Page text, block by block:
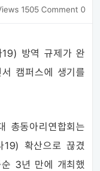
1505 Comment 0
19) 방역 규제가 완
캠퍼스에 생기를
총동아리연합회는
19) 확산으로 끊겼
3년 만에 개최했